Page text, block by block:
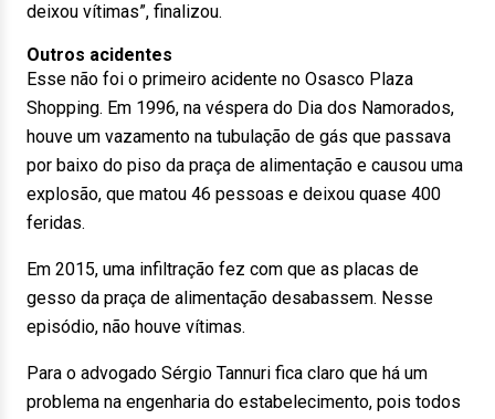
deixou vítimas”, finalizou.
Outros acidentes
Esse não foi o primeiro acidente no Osasco Plaza
Shopping. Em 1996, na véspera do Dia dos Namorados,
houve um vazamento na tubulação de gás que passava
por baixo do piso da praça de alimentação e causou uma
explosão, que matou 46 pessoas e deixou quase 400
feridas.
Em 2015, uma infiltração fez com que as placas de
gesso da praça de alimentação desabassem. Nesse
episódio, não houve vítimas.
Para o advogado Sérgio Tannuri fica claro que há um
problema na engenharia do estabelecimento, pois todos